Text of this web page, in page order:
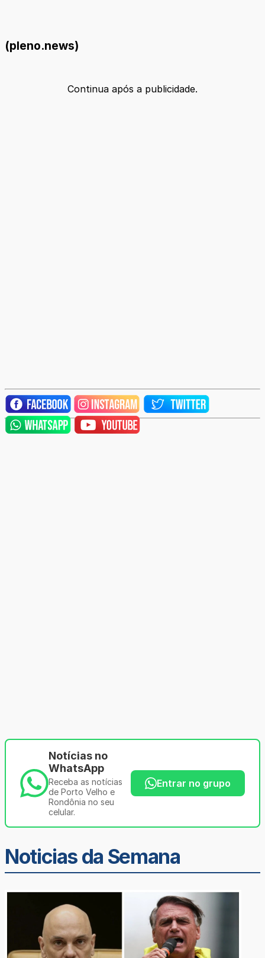
(pleno.news)
Continua após a publicidade.
Notícias no
WhatsApp
Receba as notícias
de Porto Velho e
Rondônia no seu
celular.
Entrar no grupo
Noticias da Semana